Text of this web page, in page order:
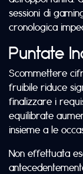
sessioni di
cronologica
Puntate
Scommettere
fruibile riduce
finalizzare i
equilibrate
insieme a le
Non effettuata